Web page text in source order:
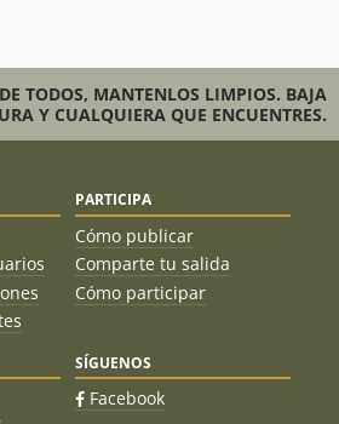
TODOS, MANTENLOS LIMPIOS. BAJA
Y CUALQUIERA QUE ENCUENTRES.
PARTICIPA
Cómo publicar
Comparte tu salida
Cómo participar
SÍGUENOS
Facebook